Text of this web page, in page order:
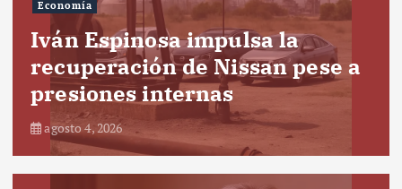
Economía
Iván Espinosa impulsa la
recuperación de Nissan pese a
presiones internas
agosto 4, 2026